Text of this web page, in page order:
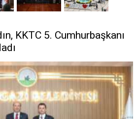
KKTC 5. Cumhurbaşkanı